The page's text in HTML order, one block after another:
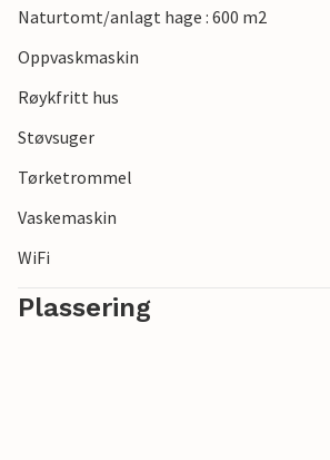
Naturtomt/anlagt hage : 600 m2
Oppvaskmaskin
Røykfritt hus
Støvsuger
Tørketrommel
Vaskemaskin
WiFi
Plassering